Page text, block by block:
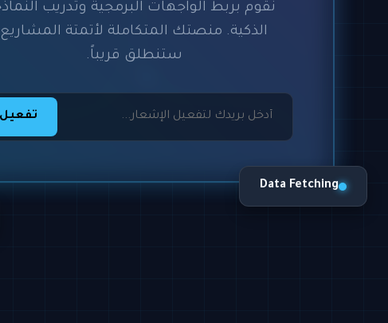
نقوم بربط الواجهات البرمجية وتدريب
الذكية. منصتك المتكاملة لأتمتة المشاريع
ستنطلق قريباً.
تفعيل
Data Fetching